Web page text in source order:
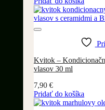
Kvitok –
vlasov 30 ml
7,90 €
Pridať do košíka